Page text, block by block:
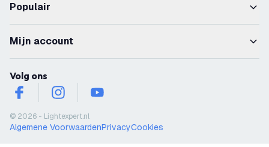
Populair
Mijn account
Volg ons
facebookinstagramyoutube
© 2026 - Lightexpert.nl
Algemene VoorwaardenPrivacyCookies